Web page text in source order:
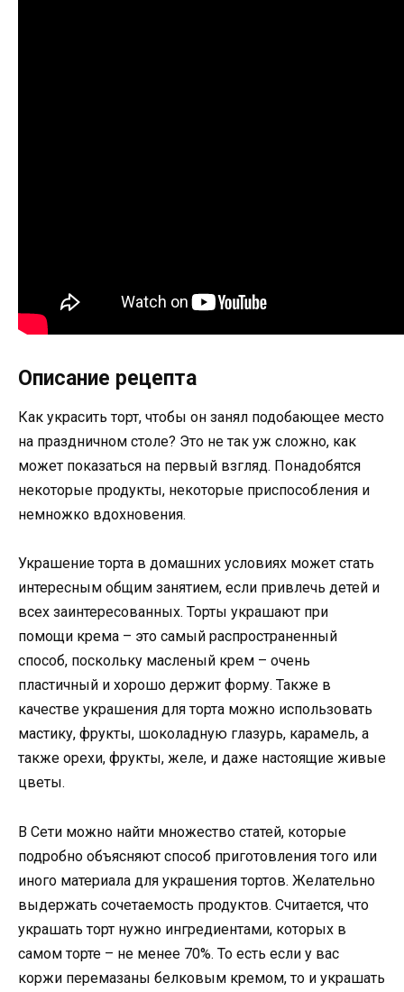
Описание рецепта
Как украсить торт, чтобы он занял подобающее место
на праздничном столе? Это не так уж сложно, как
может показаться на первый взгляд. Понадобятся
некоторые продукты, некоторые приспособления и
немножко вдохновения.
Украшение торта в домашних условиях может стать
интересным общим занятием, если привлечь детей и
всех заинтересованных. Торты украшают при
помощи крема – это самый распространенный
способ, поскольку масленый крем – очень
пластичный и хорошо держит форму. Также в
качестве украшения для торта можно использовать
мастику, фрукты, шоколадную глазурь, карамель, а
также орехи, фрукты, желе, и даже настоящие живые
цветы.
В Сети можно найти множество статей, которые
подробно объясняют способ приготовления того или
иного материала для украшения тортов. Желательно
выдержать сочетаемость продуктов. Считается, что
украшать торт нужно ингредиентами, которых в
самом торте – не менее 70%. То есть если у вас
коржи перемазаны белковым кремом, то и украшать